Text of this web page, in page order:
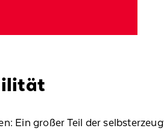
Ein großer Teil derselbst